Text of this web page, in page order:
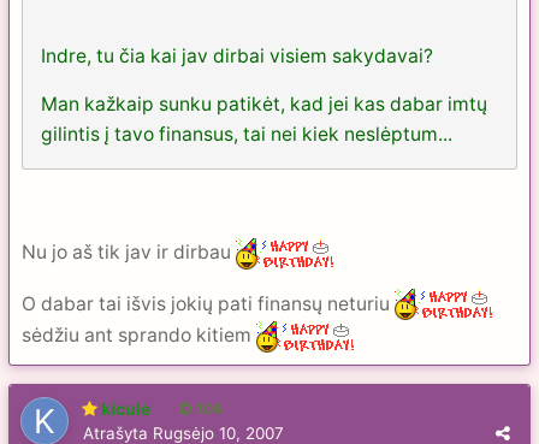
Indre, tu čia kai jav dirbai visiem sakydavai?
Man kažkaip sunku patikėt, kad jei kas dabar imtų
gilintis į tavo finansus, tai nei kiek neslėptum...
Nu jo aš tik jav ir dirbau
O dabar tai išvis jokių pati finansų neturiu
sėdžiu ant sprando kitiem
kicule 104
Atrašyta Rugsėjo 10, 2007